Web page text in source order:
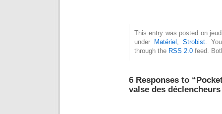
This entry was posted on
under
Matériel , Strobist.
through the RSS 2.0 feed.
6 Responses to
valse des